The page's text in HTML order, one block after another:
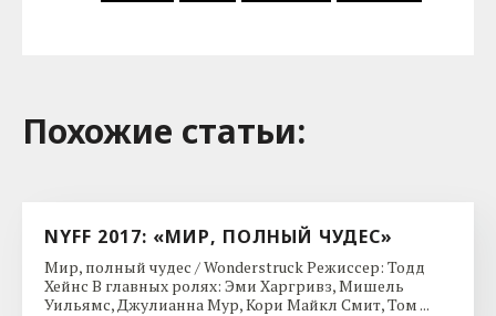
Похожие cтатьи:
NYFF 2017: «МИР, ПОЛНЫЙ ЧУДЕС»
Мир, полный чудес / Wonderstruck Режиссер: Тодд
Хейнс В главных ролях: Эми Харгривз, Мишель
Уильямс, Джулианна Мур, Кори Майкл Смит, Том ...